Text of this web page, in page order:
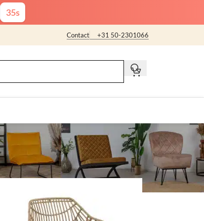
34s
Contact +31 50-2301066